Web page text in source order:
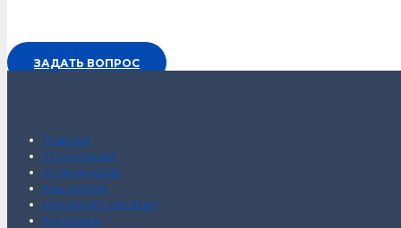
ЗАДАТЬ ВОПРОС
Главная
О компании
О продукции
Как купить
Интернет-магазин
Контакты